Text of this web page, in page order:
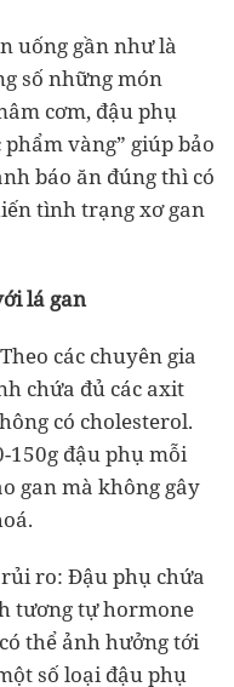
uống gần như là
số những món
cơm, đậu phụ
vàng” giúp bảo
báo ăn đúng thì có
tình trạng xơ gan
lá gan
Theo các chuyên gia
chứa đủ các axit
có cholesterol.
150g đậu phụ mỗi
gan mà không gây
ro: Đậu phụ chứa
tương tự hormone
thể ảnh hưởng tới
số loại đậu phụ